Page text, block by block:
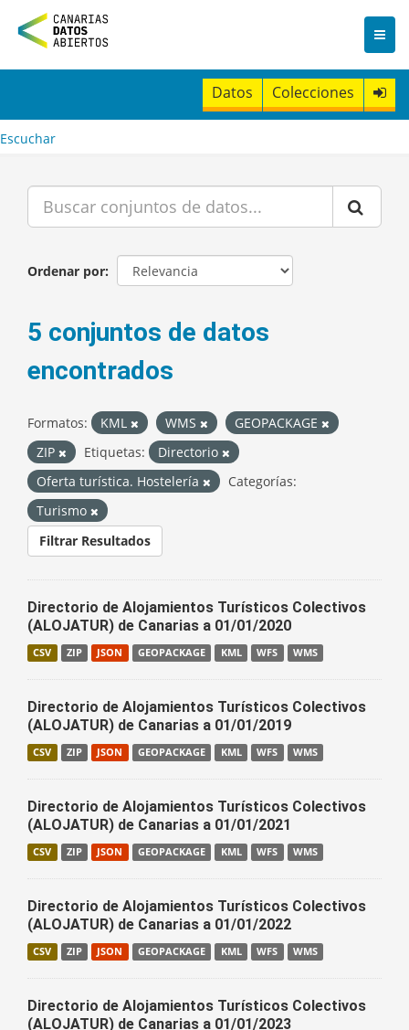
n
t
Datos Colecciones
Escuchar
Ordenar por
5 conjuntos de datos
encontrados
Formatos: KML WMS
GEOPACKAGE
ZIP
Etiquetas:
Directorio
Oferta turística. Hostelería
Categorías:
Turismo
Filtrar Resultados
Directorio de Alojamientos Turísticos Colectivos
(ALOJATUR) de Canarias a 01/01/2020
CSV ZIP JSON GEOPACKAGE KML WFS WMS
Directorio de Alojamientos Turísticos Colectivos
(ALOJATUR) de Canarias a 01/01/2019
CSV ZIP JSON GEOPACKAGE KML WFS WMS
Directorio de Alojamientos Turísticos Colectivos
(ALOJATUR) de Canarias a 01/01/2021
CSV ZIP JSON GEOPACKAGE KML WFS WMS
Directorio de Alojamientos Turísticos Colectivos
(ALOJATUR) de Canarias a 01/01/2022
CSV ZIP JSON GEOPACKAGE KML WFS WMS
Directorio de Alojamientos Turísticos Colectivos
(ALOJATUR) de Canarias a 01/01/2023